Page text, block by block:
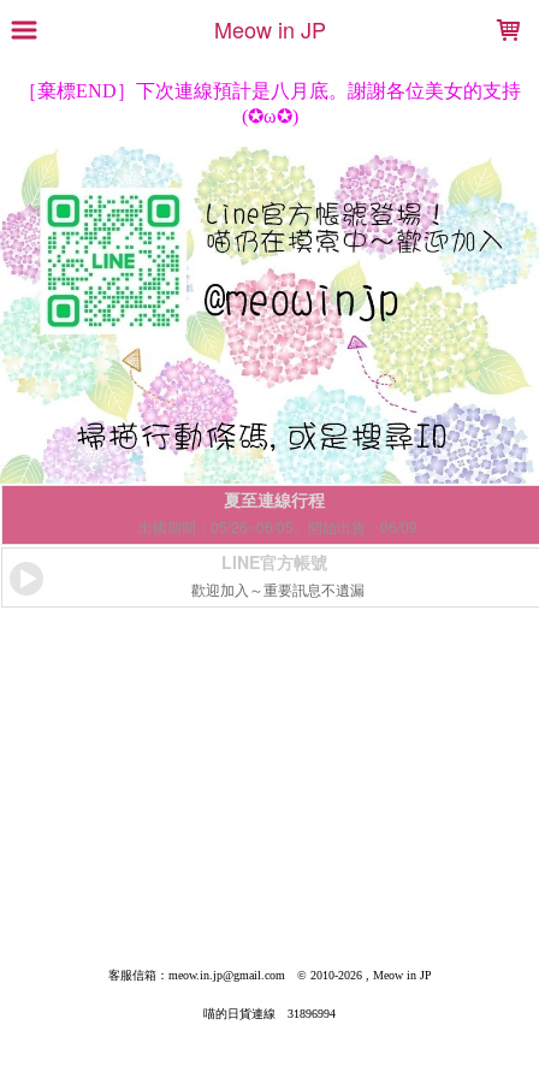
Meow in JP
夏至連線行程
出國期間：05/26~06/05。開始出貨：06/09
LINE官方帳號
歡迎加入～重要訊息不遺漏